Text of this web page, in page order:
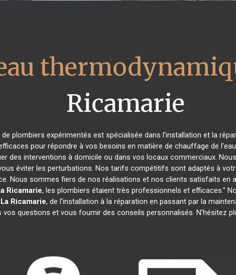
Ricamarie
de plombiers expérimentés est spécialisée dans l'installation et la
pour répondre à vos besoins en matière de chauffage de
des interventions à domicile ou dans vos locaux commerciaux.
éviter les perturbations. Nos tarifs compétitifs sont adaptés à
Nous sommes fiers de nos réalisations et nos clients satisfaits
Ricamarie, les plombiers étaient très professionnels et efficaces."
La Ricamarie, de l'installation à la réparation en passant par la
vos questions et vous fournir des conseils personnalisés. N'hésitez